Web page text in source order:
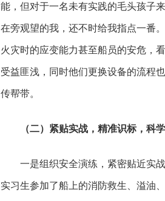
能，但对于一名未有实践的毛头孩子
在旁观望的我，还不时给我指点一番
火灾时的应变能力甚至船员的安危，
受益匪浅，同时他们更换设备的流程
传帮带。
（二）紧贴实战，精准识标，科学
一是组织安全演练，紧密贴近实
实习生参加了船上的消防救生、溢油